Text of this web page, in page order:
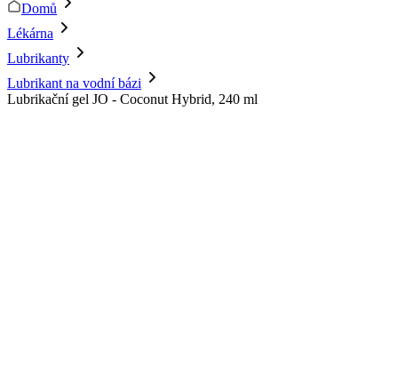
Domů
Lékárna
Lubrikanty
Lubrikant na vodní bázi
Lubrikační gel JO - Coconut Hybrid, 240 ml